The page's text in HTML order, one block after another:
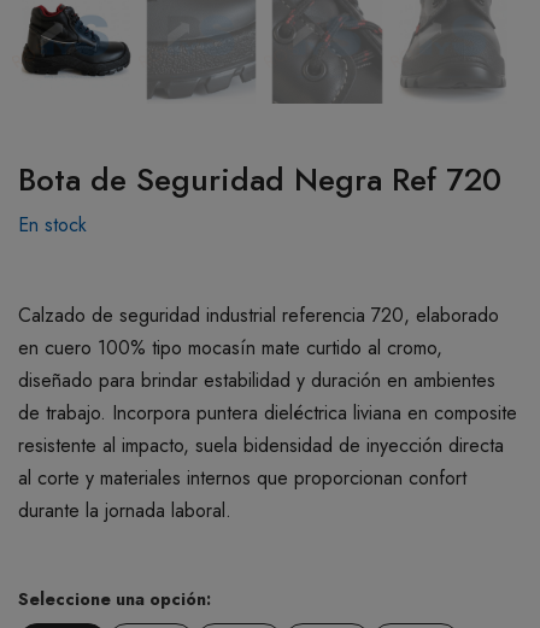
Bota de Seguridad Negra Ref 720
En stock
Calzado de seguridad industrial referencia 720, elaborado
en cuero 100% tipo mocasín mate curtido al cromo,
diseñado para brindar estabilidad y duración en ambientes
de trabajo. Incorpora puntera dieléctrica liviana en composite
resistente al impacto, suela bidensidad de inyección directa
al corte y materiales internos que proporcionan confort
durante la jornada laboral.
Seleccione una opción: